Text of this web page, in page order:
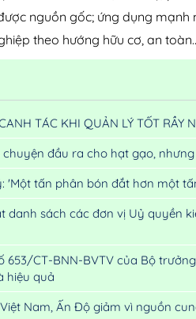
nguồn gốc; ứng dụng
theo hướng hữu cơ, an
TÁC KHI QUẢN LÝ TỐT RẦY
chuyện đầu ra cho hạt gạo,
'Một tấn phân bón đắt hơn một
danh sách các đơn vị Uỷ quyền
653/CT-BNN-BVTV của Bộ
hiệu quả
Nam, Ấn Độ giảm vì nguồn